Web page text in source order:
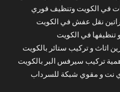
في الكويت وتنظيف فوري
نقل عفش في الكويت
في الكويت
و تركيب ستائر بالكويت
تركيب سيرفس البر بالكويت
و مقوي شبكة للسرداب